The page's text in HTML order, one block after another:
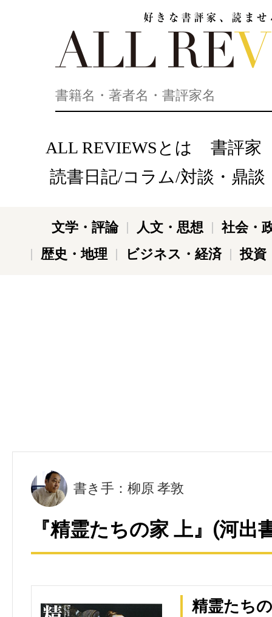
ALL REVIEWSとは
書評家
読書日記/コラム/対談・鼎談
文学・評論 人文・思想
社会・
歴史・地理
ビジネス・経済 投資
書き手：柳原 孝敦
『精霊たちの家 上』(河出
精霊たち